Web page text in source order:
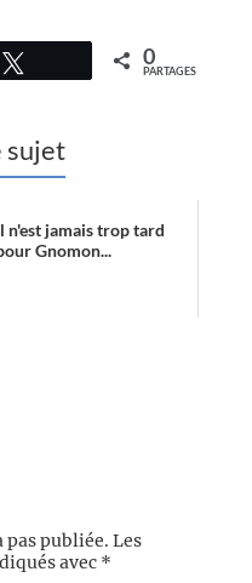
0
PARTAGES
sujet
n'est jamais trop tard
Gnomon...
pas publiée. Les
avec *